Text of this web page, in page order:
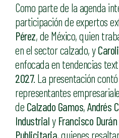
Como parte de la agenda
participación de expertos
Pérez, de México, quien
en el sector calzado, y
enfocada en tendencias
2027. La presentación
representantes
de Calzado Gamos,Andrés
Industrialy Francisco Durán
Publicitaria, quienes